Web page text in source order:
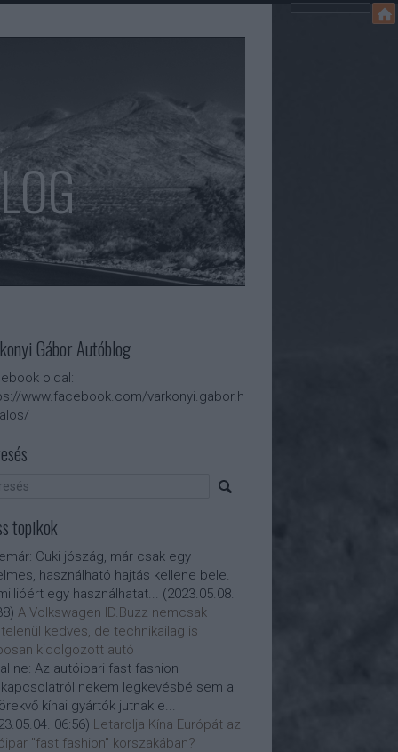
Gábor Autóblog
oldal:
www.facebook.com/varkonyi.gabor.h
topikok
Cuki jószág, már csak egy
használható hajtás kellene bele.
egy használhatat... (2023.05.08.
) A Volkswagen ID.Buzz nemcsak
kedves, de technikailag is
kidolgozott autó
ne: Az autóipari fast fashion
nekem legkevésbé sem a
kínai gyártók jutnak e...
06:56) Letarolja Kína Európát az
"fast fashion" korszakában?